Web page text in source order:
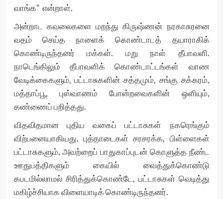
வாங்க” என்றாள்.
அன்றாட கவலைகளை மறந்து கிருஷ்ணன் நரகாசுரனை
வதம் செய்த நாளைக் கொண்டாடத் தயாராகிக்
கொண்டிருந்தனர் மக்கள். மறு நாள் தீபாவளி.
நாடெங்கிலும் தீபாவளிக் கொண்டாட்டங்கள் வாண
வேடிக்கைகளும், பட்டாசுகளின் சத்தமும், சங்கு சக்கரம்,
மத்தாப்பூ, புஸ்வாணம் போன்றவைகளின் ஒளியும்,
கண்ணைப் பறித்தது.
விதவிதமான புதிய வகைப் பட்டாசுகள் நகரெங்கும்
விற்பனையாகியது. புத்தாடைகள் சரசரக்க, பிள்ளைகள்
பட்டாசுகளும், அவற்றைப் பாதுகாப்புடன் கொளுத்த நீண்ட
ஊதுபத்திகளும் கையில் வைத்துக்கொண்டு
கபடமில்லாமல் சிரித்துக்கொண்டே, பட்டாசுகள் வெடித்து
மகிழ்ச்சியாக விளையாடிக் கொண்டிருந்தனர்.